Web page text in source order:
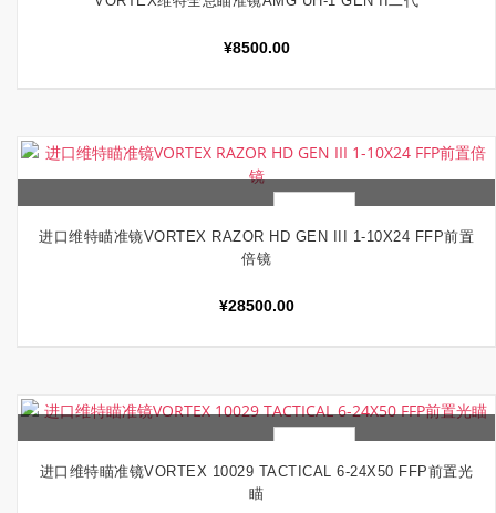
¥8500.00
加入购物车 快速查看
进口维特瞄准镜VORTEX RAZOR HD GEN III 1-10X24 FFP前置
倍镜
¥28500.00
加入购物车 快速查看
进口维特瞄准镜VORTEX 10029 TACTICAL 6-24X50 FFP前置光
瞄